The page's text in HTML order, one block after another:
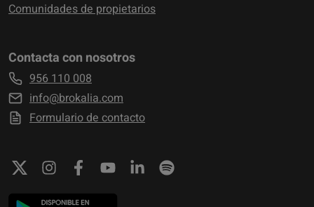
Comunidades de propietarios
Contacta con nosotros
956 110 008
info@brokalia.com
Formulario de contacto